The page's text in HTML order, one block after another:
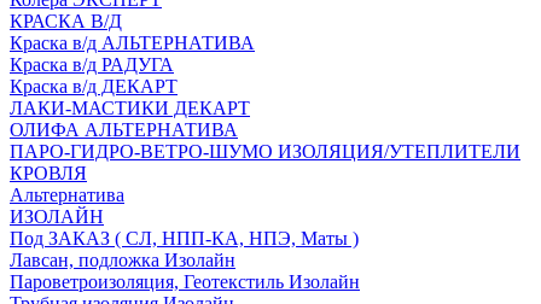
КРАСКА В/Д
Краска в/д АЛЬТЕРНАТИВА
Краска в/д РАДУГА
Краска в/д ДЕКАРТ
ЛАКИ-МАСТИКИ ДЕКАРТ
ОЛИФА АЛЬТЕРНАТИВА
ПАРО-ГИДРО-ВЕТРО-ШУМО ИЗОЛЯЦИЯ/УТЕПЛИТЕЛИ
КРОВЛЯ
Альтернатива
ИЗОЛАЙН
Под ЗАКАЗ ( СЛ, НПП-КА, НПЭ, Маты )
Лавсан, подложка Изолайн
Пароветроизоляция, Геотекстиль Изолайн